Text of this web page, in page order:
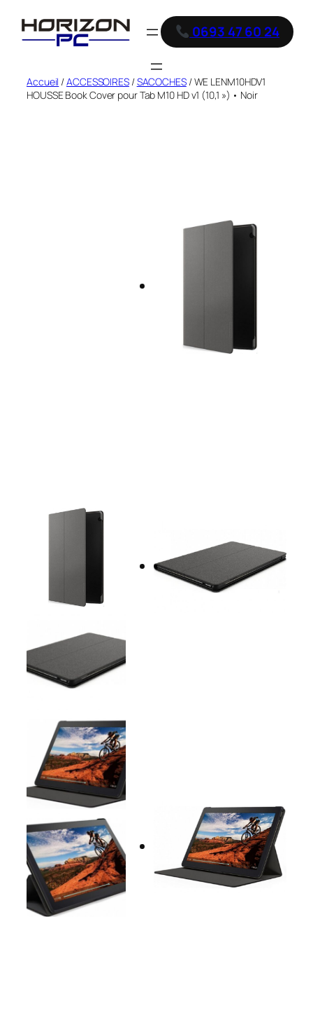
0693 47 60 24
Accueil /ACCESSOIRES/SACOCHES/ WE LENM10HDV1
HOUSSE Book Cover pour Tab M10 HD v1 (10,1 ») • Noir